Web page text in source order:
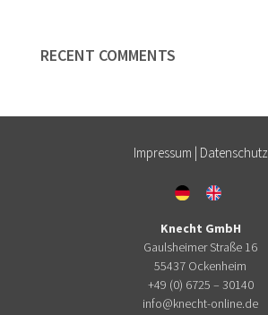
RECENT COMMENTS
Impressum | Datenschutz
Knecht GmbH
Gaulsheimer Straße 16
55437 Ockenheim
+49 (0) 6725 – 30140
info@knecht-online.de